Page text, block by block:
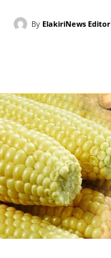
By ElakiriNews Editor